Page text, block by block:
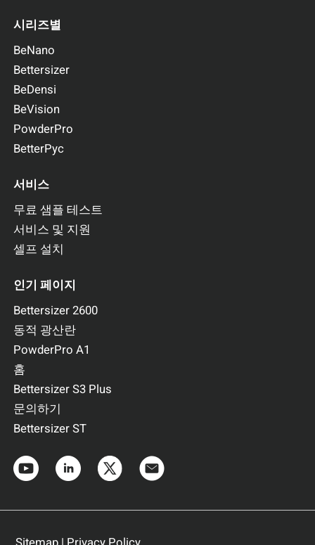
시리즈별
BeNano
Bettersizer
BeDensi
BeVision
PowderPro
BetterPyc
서비스
무료 샘플 테스트
서비스 및 지원
셀프 설치
인기 페이지
Bettersizer 2600
동적 광산란
PowderPro A1
홈
Bettersizer S3 Plus
문의하기
Bettersizer ST